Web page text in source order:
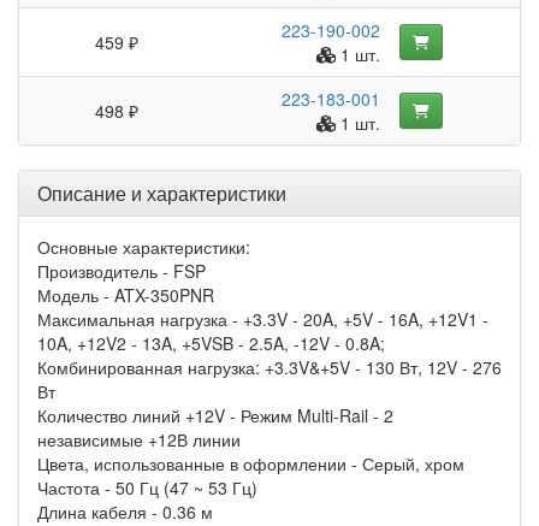
459 ₽
223-190-002
1 шт.
498 ₽
223-183-001
1 шт.
Описание и характеристики
Основные характеристики:
Производитель - FSP
Модель - ATX-350PNR
Максимальная нагрузка - +3.3V - 20A, +5V - 16A, +12V1 -
10A, +12V2 - 13A, +5VSB - 2.5A, -12V - 0.8A;
Комбинированная нагрузка: +3.3V&+5V - 130 Вт, 12V - 276
Вт
Количество линий +12V - Режим Multi-Rail - 2
независимые +12В линии
Цвета, использованные в оформлении - Серый, хром
Частота - 50 Гц (47 ~ 53 Гц)
Длина кабеля - 0.36 м